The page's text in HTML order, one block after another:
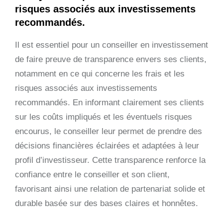
risques associés aux investissements
recommandés.
Il est essentiel pour un conseiller en investissement
de faire preuve de transparence envers ses clients,
notamment en ce qui concerne les frais et les
risques associés aux investissements
recommandés. En informant clairement ses clients
sur les coûts impliqués et les éventuels risques
encourus, le conseiller leur permet de prendre des
décisions financières éclairées et adaptées à leur
profil d’investisseur. Cette transparence renforce la
confiance entre le conseiller et son client,
favorisant ainsi une relation de partenariat solide et
durable basée sur des bases claires et honnêtes.